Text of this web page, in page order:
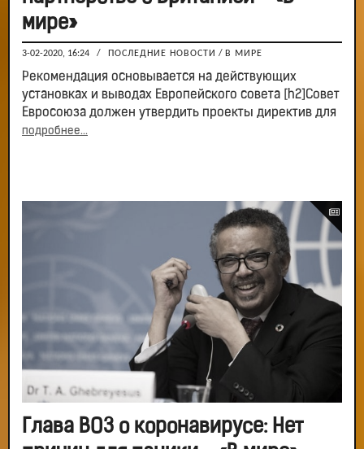
мире»
3-02-2020, 16:24 / ПОСЛЕДНИЕ НОВОСТИ / В МИРЕ
Рекомендация основывается на действующих
установках и выводах Европейского совета [h2]Совет
Евросоюза должен утвердить проекты директив для
подробнее...
Глава ВОЗ о коронавирусе: Нет